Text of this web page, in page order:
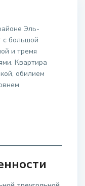
Эль-
с большой
и тремя
Квартира
обилием